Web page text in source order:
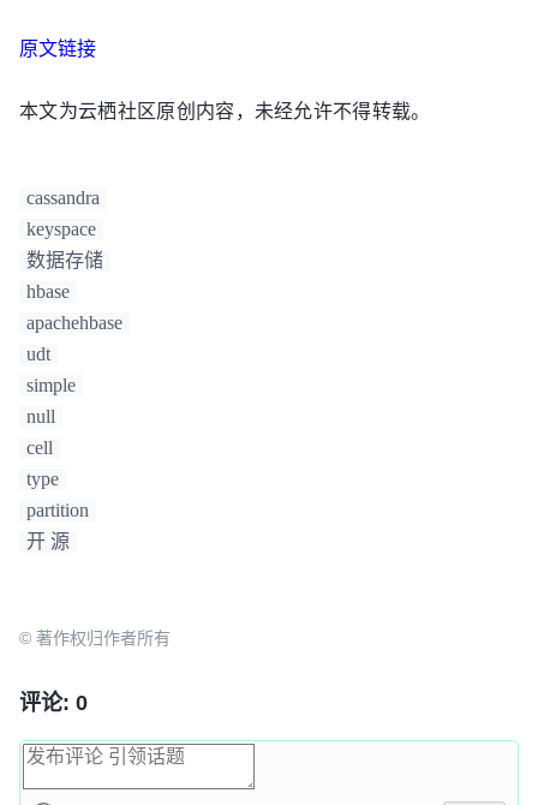
原文链接
本文为云栖社区原创内容，未经允许不得转载。
cassandra
keyspace
数据存储
hbase
apachehbase
udt
simple
null
cell
type
partition
开 源
© 著作权归作者所有
评论: 0